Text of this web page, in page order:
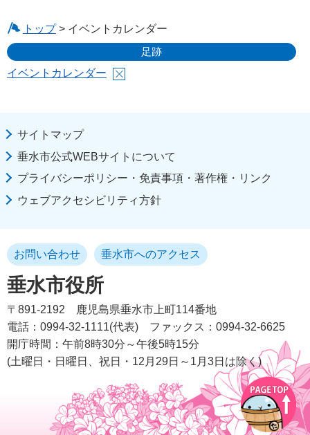
トップ> イベントカレンダー
足跡
イベントカレンダー
サイトマップ
垂水市公式WEBサイトについて
プライバシーポリシー・免責事項・著作権・リンク
ウェブアクセシビリティ方針
垂水市役所
お問い合わせ 垂水市へのアクセス
〒891-2192
鹿児島県垂水市上町114番地
電話：0994-32-1111(代表)
ファックス：0994-32-6625
開庁時間：午前8時30分～午後5時15分
(土曜日・日曜日、祝日・12月29日～1月3日は除く)